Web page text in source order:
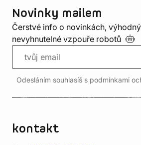
Novinky mailem
Čerstvé info o novinkách,
nevyhnutelné vzpouře robotů
Odesláním souhlasíš s podmínkami
kontakt